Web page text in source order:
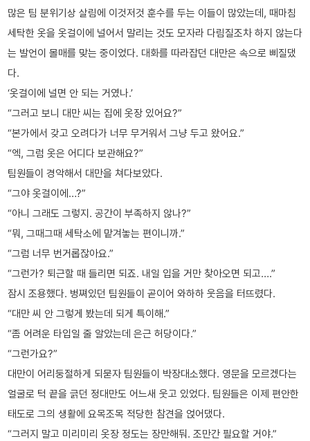
많은 팀 분위기상 살림에 이것저것 훈수를 두는 이들이 많았는데, 때마침
세탁한 옷을 옷걸이에 널어서 말리는 것도 모자라 다림질조차 하지 않는다
는 발언이 몰매를 맞는 중이었다. 대화를 따라잡던 대만은 속으로 삐질댔
다.
‘옷걸이에 널면 안 되는 거였나.’
“그러고 보니 대만 씨는 집에 옷장 있어요?”
“본가에서 갖고 오려다가 너무 무거워서 그냥 두고 왔어요.”
“엑, 그럼 옷은 어디다 보관해요?”
팀원들이 경악해서 대만을 쳐다보았다.
“그야 옷걸이에…?”
“아니 그래도 그렇지. 공간이 부족하지 않나?”
“뭐, 그때그때 세탁소에 맡겨놓는 편이니까.”
“그럼 너무 번거롭잖아요.”
“그런가? 퇴근할 때 들리면 되죠. 내일 입을 거만 찾아오면 되고….”
잠시 조용했다. 벙쪄있던 팀원들이 곧이어 와하하 웃음을 터뜨렸다.
“대만 씨 안 그렇게 봤는데 되게 특이해.”
“좀 어려운 타입일 줄 알았는데 은근 허당이다.”
“그런가요?”
대만이 어리둥절하게 되묻자 팀원들이 박장대소했다. 영문을 모르겠다는
얼굴로 턱 끝을 긁던 정대만도 어느새 웃고 있었다. 팀원들은 이제 편안한
태도로 그의 생활에 요목조목 적당한 참견을 얹어댔다.
“그러지 말고 미리미리 옷장 정도는 장만해둬. 조만간 필요할 거야.”